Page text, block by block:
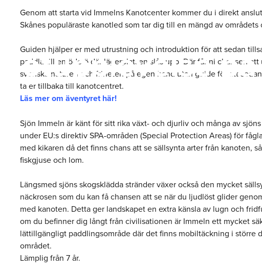
på
Genom att starta vid Immelns Kanotcenter kommer du i direkt
Skånes populäraste kanotled som tar dig till en mängd av områdets
Guiden hjälper er med utrustning och introduktion för att sedan
paddla till en öde ö där lägerplatsen slås upp. Där får ni chansen
svenska naturen och friheten på egen hand utan guide för att
ta er tillbaka till kanotcentret.
Läs mer om äventyret här!
Sjön Immeln är känt för sitt rika växt- och djurliv och många av
under EU:s direktiv SPA-områden (Special Protection Areas) för
med kikaren då det finns chans att se sällsynta arter från kanoten,
fiskgjuse och lom.
Längsmed sjöns skogsklädda stränder växer också den mycket
näckrosen som du kan få chansen att se när du ljudlöst glider
med kanoten. Detta ger landskapet en extra känsla av lugn och
om du befinner dig långt från civilisationen är Immeln ett mycket
lättillgängligt paddlingsområde där det finns mobiltäckning i större
området.
Lämplig från 7 år.